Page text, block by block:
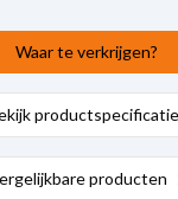
3,
42MT,Totale
135323.
Waar te verkrijgen?
producten